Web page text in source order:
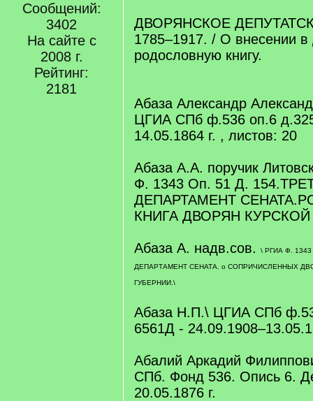
Сообщений:
3402
На сайте с
2008 г.
Рейтинг:
2181
ДВОРЯНСКОЕ
1785–1917. / О внесении в
родословную книгу.
Абаза Александр
ЦГИА СПб ф.536 оп.6
14.05.1864 г. , листов: 20
Абаза А.А. поручик
Ф. 1343 Оп. 51 Д.
ДЕПАРТАМЕНТ
КНИГА ДВОРЯН
Абаза А. надв.сов. \ РГИА Ф.
ДЕПАРТАМЕНТ СЕНАТА. о СОПРИЧИСЛЕННЫХ
ГУБЕРНИИ.\
Абаза Н.П.\ ЦГИА СПб
6561Д -
Абалий Аркадий
СПб. Фонд 536. Опись 6.
20.05.1876 г.